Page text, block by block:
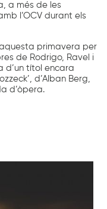
a més de les
l’OCV durant els
primavera per
de Rodrigo, Ravel i
d’un títol encara
d’Alban Berg,
d’òpera.